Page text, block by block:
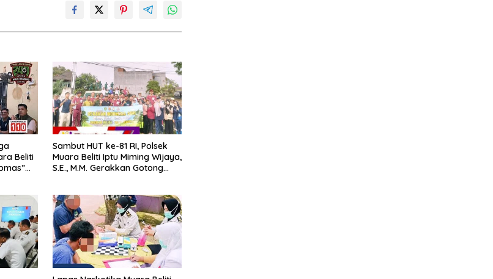
Beliti
Sambut HUT ke-81 RI, Polsek
Muara Beliti Iptu Miming Wijaya,
S.E., M.M. Gerakkan Gotong